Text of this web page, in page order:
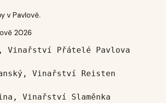
v Pavlově.
2026
Vinařství Přátelé Pavlova
Vinařství Reisten
Vinařství Slaměnka